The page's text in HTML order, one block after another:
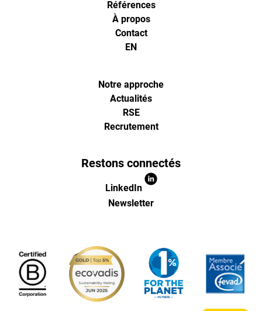
et
pour
(Paris,
Lille)
Références
À propos
Contact
EN
Notre approche
Actualités
RSE
Recrutement
Restons connectés
LinkedIn
Newsletter